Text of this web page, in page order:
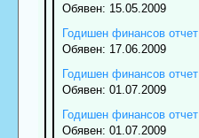
Обявен: 15.05.2009
Годишен финансов отчет
Обявен: 17.06.2009
Годишен финансов отчет
Обявен: 01.07.2009
Годишен финансов отчет
Обявен: 01.07.2009